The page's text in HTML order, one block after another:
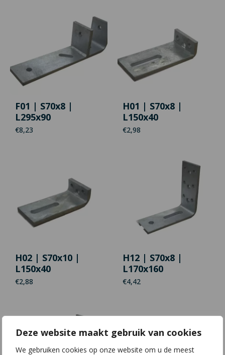
Deze website maakt gebruik van cookies
We gebruiken cookies op onze website om u de meest
F01 | S70x8 |
L295x90
€8,23
H01 | S70x8 |
L150x40
€2,98
H02 | S70x10 |
L150x40
€2,88
H12 | S70x8 |
L170x160
€4,42